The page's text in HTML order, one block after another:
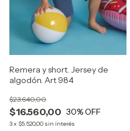
Remera y short. Jersey de
algodón. Art 984
$16.560,00
$23.640,00
30% OFF
3x $5.520,00 sin interés